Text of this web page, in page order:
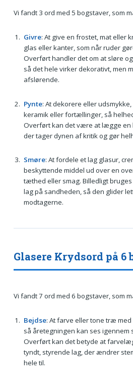
Vi fandt 3 ord med 5 bogstaver, som
Givre: At give en frostet, mat eller
glas eller kanter, som når ruder
Overført handler det om at sløre
så det hele virker dekorativt, men
afslørende.
Pynte: At dekorere eller
keramik eller fortællinger, så
Overført kan det være at lægge en
der tager dynen af kritik og gør
Smøre: At fordele et lag glasur,
beskyttende middel ud over en
tæthed eller smag. Billedligt
lag på sandheden, så den glider
modtagerne.
Glasere Krydsord på 6
Vi fandt 7 ord med 6 bogstaver, som
Bejdse: At farve eller tone træ
så åretegningen kan ses igennem
Overført kan det betyde at
tyndt, styrende lag, der ændrer
hele til.